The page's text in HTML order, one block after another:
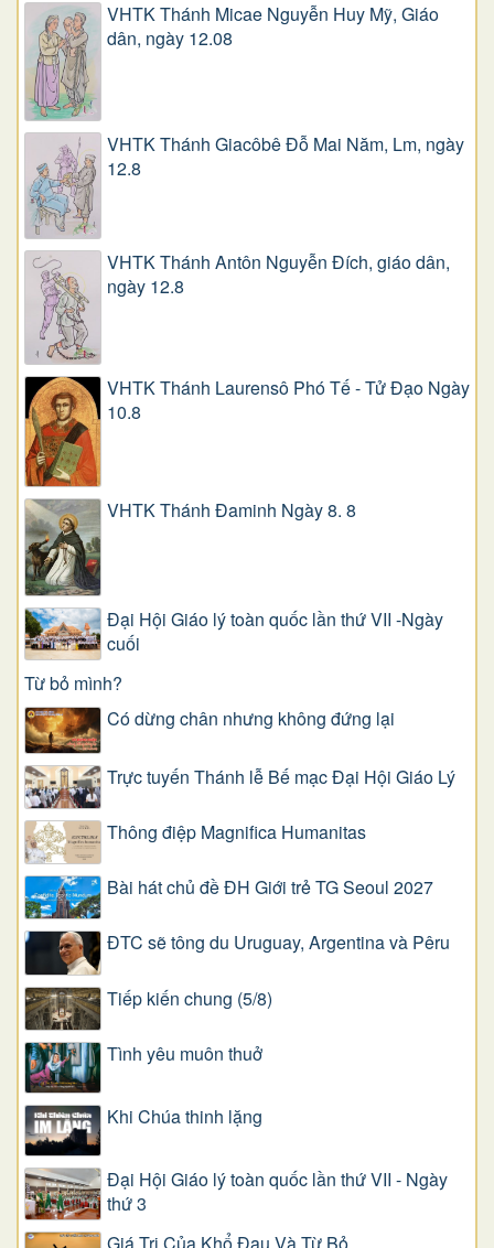
VHTK Thánh Micae Nguyễn Huy Mỹ, Giáo
dân, ngày 12.08
VHTK Thánh Giacôbê Ðỗ Mai Năm, Lm, ngày
12.8
VHTK Thánh Antôn Nguyễn Ðích, giáo dân,
ngày 12.8
VHTK Thánh Laurensô Phó Tế - Tử Đạo Ngày
10.8
VHTK Thánh Đaminh Ngày 8. 8
Đại Hội Giáo lý toàn quốc lần thứ VII -Ngày
cuối
Từ bỏ mình?
Có dừng chân nhưng không đứng lại
Trực tuyến Thánh lễ Bế mạc Đại Hội Giáo Lý
Thông điệp Magnifica Humanitas
Bài hát chủ đề ĐH Giới trẻ TG Seoul 2027
ĐTC sẽ tông du Uruguay, Argentina và Pêru
Tiếp kiến chung (5/8)
Tình yêu muôn thuở
Khi Chúa thinh lặng
Đại Hội Giáo lý toàn quốc lần thứ VII - Ngày
thứ 3
Giá Trị Của Khổ Ðau Và Từ Bỏ